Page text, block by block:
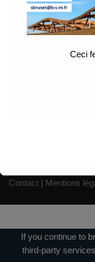
Contact | Mentions
Ceci
If you continue to
third-party services